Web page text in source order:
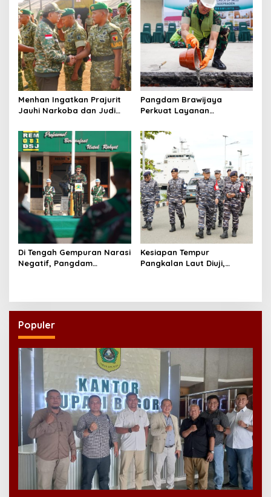
Menhan Ingatkan Prajurit
Jauhi Narkoba dan Judi
TP 933/Macan Wilis
Pangdam Brawijaya
Perkuat Layanan
Pangan, hingga Satuan
Baru di Malang
Di Tengah Gempuran Narasi
Negatif, Pangdam
Kesiapan Tempur
Pangkalan Laut Diuji,
Populer